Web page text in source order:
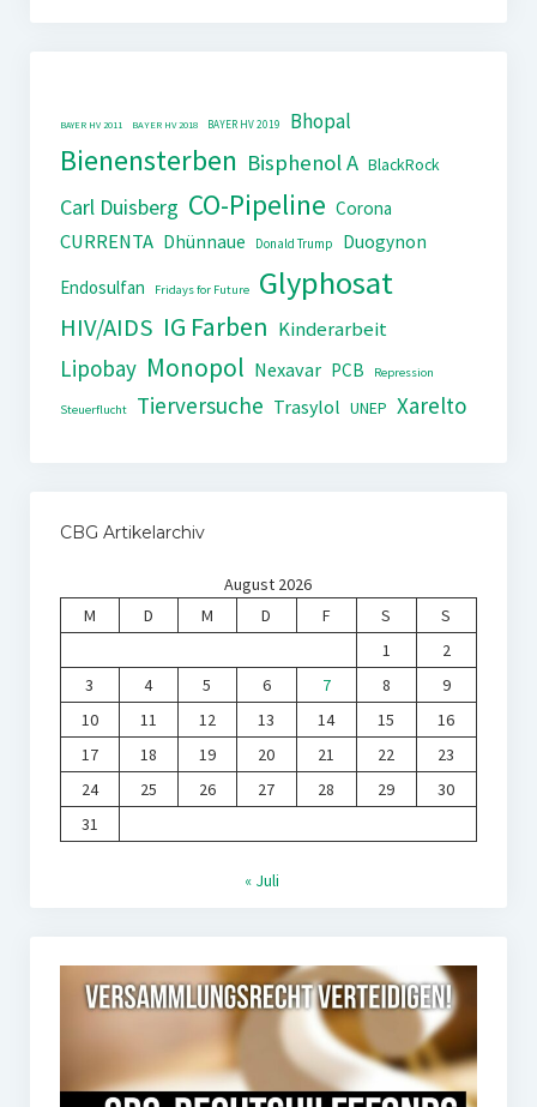
BAYER HV 2011 BAYER HV 2018 BAYER HV 2019 Bhopal
Bienensterben Bisphenol A BlackRock
Carl Duisberg CO-Pipeline Corona
CURRENTA Dhünnaue Donald Trump
Duogynon
Endosulfan
Fridays for Future Glyphosat
HIV/AIDS IG Farben Kinderarbeit
Lipobay Monopol Nexavar PCB Repression
Steuerflucht Tierversuche Trasylol UNEP Xarelto
CBG Artikelarchiv
August 2026
M
D M D F S
S
1
2
3
4 5 6 7 8
9
10
11 12 13 14 15
16
17
18 19 20 21 22
23
24
25 26 27 28 29
30
31
« Juli